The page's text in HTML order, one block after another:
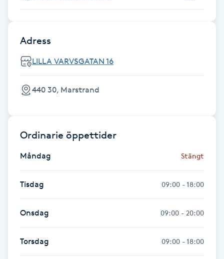
Gua Sha-massage
Hatha Yoga
Headspa
Healing
Adress
LILLA VARVSGATAN 16
440 30, Marstrand
Ordinarie öppettider
Måndag Stängt
Tisdag 09:00 - 18:00
Onsdag 09:00 - 20:00
Torsdag 09:00 - 18:00